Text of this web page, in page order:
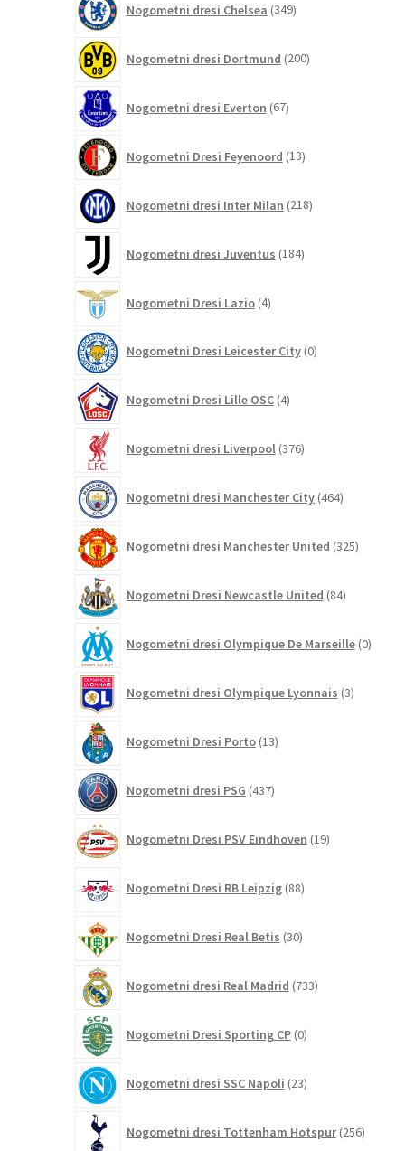
Nogometni dresi Chelsea 349izdelkov
Nogometni dresi Dortmund 200izdelkov
Nogometni dresi Everton 67izdelkov
Nogometni Dresi Feyenoord 13izdelkov
Nogometni dresi Inter Milan 218izdelkov
Nogometni dresi Juventus 184izdelkov
Nogometni Dresi Lazio 4izdelki
Nogometni Dresi Leicester City 0izdelkov
Nogometni Dresi Lille OSC 4izdelki
Nogometni dresi Liverpool 376izdelkov
Nogometni dresi Manchester City 464izdelkov
Nogometni dresi Manchester United 325izdelkov
Nogometni Dresi Newcastle United 84izdelkov
Nogometni dresi Olympique De Marseille 0
Nogometni dresi Olympique Lyonnais 3izdelki
Nogometni Dresi Porto 13izdelkov
Nogometni dresi PSG 437izdelkov
Nogometni Dresi PSV Eindhoven 19izdelkov
Nogometni Dresi RB Leipzig 88izdelkov
Nogometni Dresi Real Betis 30izdelkov
Nogometni dresi Real Madrid 733izdelkov
Nogometni Dresi Sporting CP 0izdelkov
Nogometni dresi SSC Napoli 23izdelkov
Nogometni dresi Tottenham Hotspur 256